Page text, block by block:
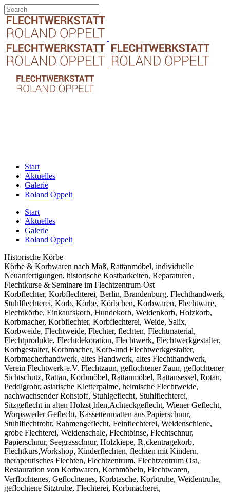
Start
Aktuelles
Galerie
Roland Oppelt
Start
Aktuelles
Galerie
Roland Oppelt
Historische Körbe
Körbe & Korbwaren nach Maß, Rattanmöbel, individuelle
Neuanfertigungen, historische Kostbarkeiten, Reparaturen,
Flechtkurse & Seminare im Flechtzentrum-Ost
Korbflechter, Korbflechterei, Berlin, Brandenburg, Flechthandwerk,
Stuhlflechterei, Korb, Körbe, Körbchen, Korbwaren, Flechtware,
Flechtkörbe, Einkaufskorb, Hundekorb, Weidenkorb, Holzkorb,
Korbmacher, Korbflechter, Korbflechterei, Weide, Salix,
Korbweide, Flechtweide, Flechter, flechten, Flechtmaterial,
Flechtprodukte, Flechtdekoration, Flechtwerk, Flechtwerkgestalter,
Korbgestalter, Korbmacher, Korb-und Flechtwerkgestalter,
Korbmacherhandwerk, altes Handwerk, altes Flechthandwerk,
Verein Flechtwerk-e.V. Flechtzaun, geflochtener Zaun, geflochtener
Sichtschutz, Rattan, Korbmöbel, Rattanmöbel, Rattansessel, Rotan,
Peddigrohr, asiatische Kletterpalme, heimische Flechtweide,
nachwachsender Rohstoff, Stuhlgeflecht, Stuhlflechterei,
Sitzgeflecht in alten Holzst¸hlen,Achteckgeflecht, Wiener Geflecht,
Worpsweder Geflecht, Kassettenmatten aus Papierschnur,
Stuhlflechtrohr, Rahmengeflecht, Feinflechterei, Weidenschiene,
grobe Flechterei, Weidenschale, Flechtbinse, Flechtschnur,
Papierschnur, Seegrasschnur, Holzkiepe, R¸ckentragekorb,
Flechtkurs,Workshop, Kinderflechten, flechten mit Kindern,
therapeutisches Flechten, Flechtzentrum, Flechtzentrum Ost,
Restauration von Korbwaren, Korbmöbeln, Flechtwaren,
Verflochtenes, Geflochtenes, Korbtasche, Korbtruhe, Weidentruhe,
geflochtene Sitztruhe, Flechterei, Korbmacherei,